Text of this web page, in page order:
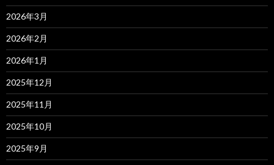
2026年3月
2026年2月
2026年1月
2025年12月
2025年11月
2025年10月
2025年9月